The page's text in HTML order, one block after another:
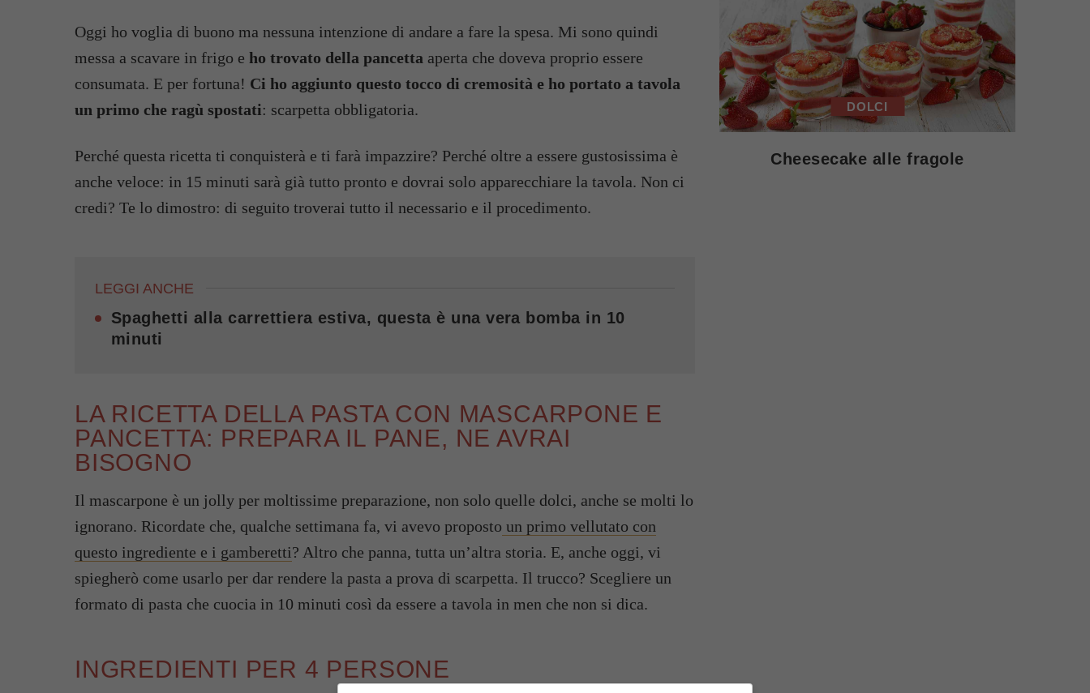
Oggi ho voglia di buono ma nessuna intenzione di andare a fare la spesa. Mi sono quindi
messa a scavare in frigo e ho trovato della pancetta aperta che doveva proprio essere
consumata. E per fortuna! Ci ho aggiunto questo tocco di cremosità e ho portato a tavola
un primo che ragù spostati: scarpetta obbligatoria.
Perché questa ricetta ti conquisterà e ti farà impazzire? Perché oltre a essere gustosissima è
anche veloce: in 15 minuti sarà già tutto pronto e dovrai solo apparecchiare la tavola. Non ci
credi? Te lo dimostro: di seguito troverai tutto il necessario e il procedimento.
LEGGI ANCHE
Spaghetti alla carrettiera estiva, questa è una vera bomba in 10
minuti
LA RICETTA DELLA PASTA CON MASCARPONE E
PANCETTA: PREPARA IL PANE, NE AVRAI
BISOGNO
Il mascarpone è un jolly per moltissime preparazione, non solo quelle dolci, anche se molti lo
ignorano. Ricordate che, qualche settimana fa, vi avevo proposto un primo vellutato con
questo ingrediente e i gamberetti? Altro che panna, tutta un’altra storia. E, anche oggi, vi
spiegherò come usarlo per dar rendere la pasta a prova di scarpetta. Il trucco? Scegliere un
formato di pasta che cuocia in 10 minuti così da essere a tavola in men che non si dica.
INGREDIENTI PER 4 PERSONE
DOLCI
Cheesecake alle fragole